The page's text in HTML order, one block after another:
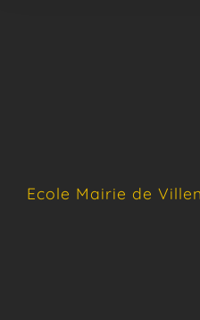
Ecole Mairie de